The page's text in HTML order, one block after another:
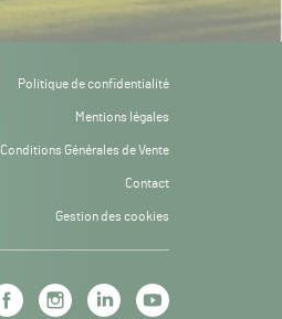
Politique de confidentialité
Mentions légales
Conditions Générales de Vente
Contact
Gestion des cookies